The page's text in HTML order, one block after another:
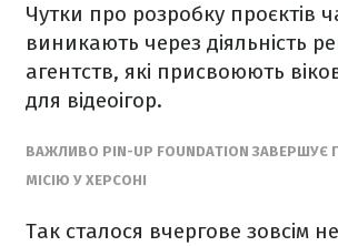
Чутки про розробку проєктів
виникають через діяльність
агентств, які присвоюють
для відеоігор.
ВАЖЛИВО PIN-UP FOUNDATION ЗАВЕРШУЄ
МІСІЮ У ХЕРСОНІ
Так сталося вчергове зовсім